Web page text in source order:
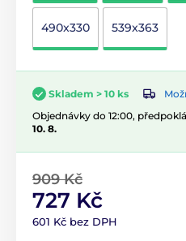
490x330 539x363
Skladem > 10 ks
Objednávky do 12:00,
10. 8.
909 Kč
727 Kč
601 Kč bez DPH